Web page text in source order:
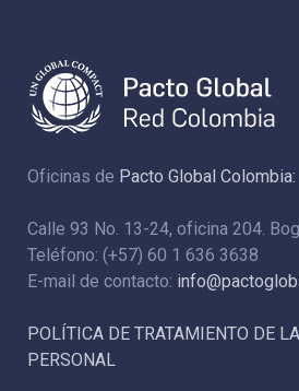
Oficinas de Pacto Global Colombia:
Calle 93 No. 13-24, oficina 204.
Teléfono: (+57) 60 1 636 3638
E-mail de contacto:
POLÍTICA DE TRATAMIENTO DE
PERSONAL